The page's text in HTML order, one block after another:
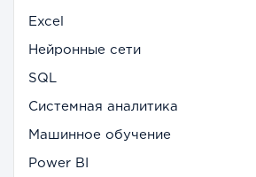
Excel
Нейронные сети
SQL
Системная аналитика
Машинное обучение
Power BI